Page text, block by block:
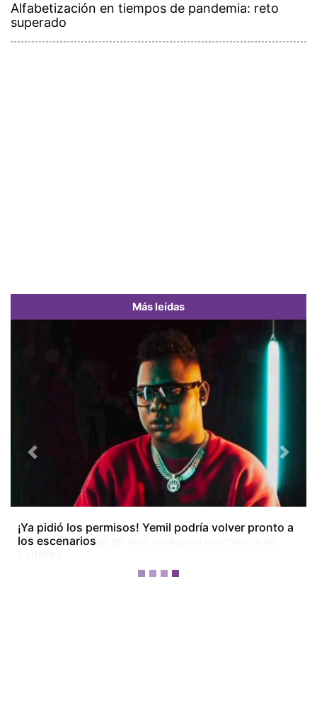
Alfabetización en tiempos de pandemia: reto
superado
Más leídas
¡Dos meses después! Tom Holland y Zendaya
festejan su boda en una exclusiva ceremonia en
Previous Next